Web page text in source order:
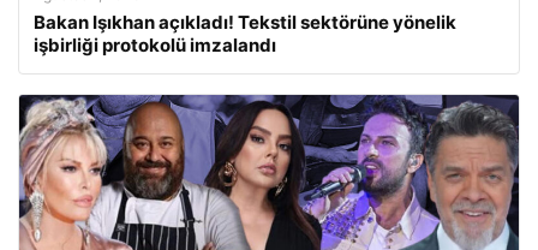
Bakan Işıkhan açıkladı! Tekstil sektörüne yönelik
işbirliği protokolü imzalandı